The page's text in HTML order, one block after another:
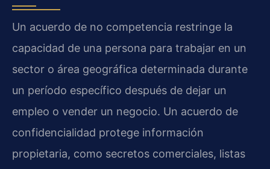
Un acuerdo de no competencia restringe la
capacidad de una persona para trabajar en un
sector o área geográfica determinada durante
un período específico después de dejar un
empleo o vender un negocio. Un acuerdo de
confidencialidad protege información
propietaria, como secretos comerciales, listas